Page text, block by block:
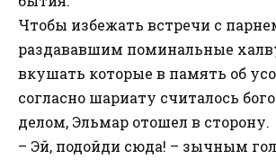
Чтобы избежать встречи с
раздававшим поминальные
вкушать которые в память об
согласно шариату считалось
делом, Эльмар отошел в сторону.
– Эй, подойди сюда! – зычным